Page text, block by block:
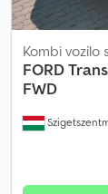
Kombi vozilo
FORD
FWD